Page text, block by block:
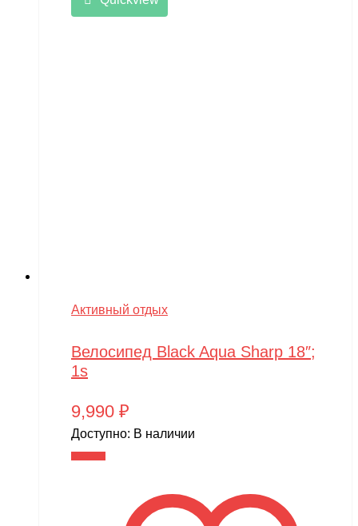
Активный отдых
Велосипед Black Aqua Sharp 18″;
1s
9,990 ₽
Доступно: В наличии